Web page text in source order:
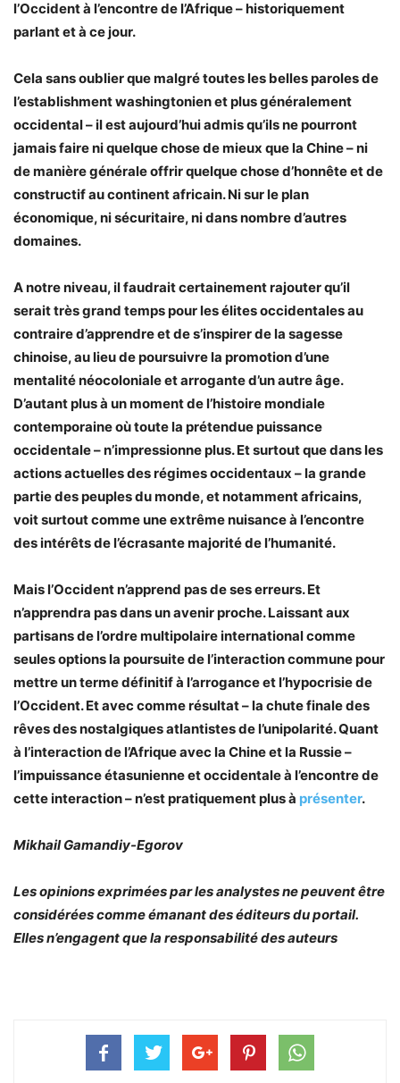
l’Occident à l’encontre de l’Afrique – historiquement
parlant et à ce jour.
Cela sans oublier que malgré toutes les belles paroles de
l’establishment washingtonien et plus généralement
occidental – il est aujourd’hui admis qu’ils ne pourront
jamais faire ni quelque chose de mieux que la Chine – ni
de manière générale offrir quelque chose d’honnête et de
constructif au continent africain. Ni sur le plan
économique, ni sécuritaire, ni dans nombre d’autres
domaines.
A notre niveau, il faudrait certainement rajouter qu’il
serait très grand temps pour les élites occidentales au
contraire d’apprendre et de s’inspirer de la sagesse
chinoise, au lieu de poursuivre la promotion d’une
mentalité néocoloniale et arrogante d’un autre âge.
D’autant plus à un moment de l’histoire mondiale
contemporaine où toute la prétendue puissance
occidentale – n’impressionne plus. Et surtout que dans les
actions actuelles des régimes occidentaux – la grande
partie des peuples du monde, et notamment africains,
voit surtout comme une extrême nuisance à l’encontre
des intérêts de l’écrasante majorité de l’humanité.
Mais l’Occident n’apprend pas de ses erreurs. Et
n’apprendra pas dans un avenir proche. Laissant aux
partisans de l’ordre multipolaire international comme
seules options la poursuite de l’interaction commune pour
mettre un terme définitif à l’arrogance et l’hypocrisie de
l’Occident. Et avec comme résultat – la chute finale des
rêves des nostalgiques atlantistes de l’unipolarité. Quant
à l’interaction de l’Afrique avec la Chine et la Russie –
l’impuissance étasunienne et occidentale à l’encontre de
cette interaction – n’est pratiquement plus à présenter.
Mikhail Gamandiy-Egorov
Les opinions exprimées par les analystes ne peuvent être
considérées comme émanant des éditeurs du portail.
Elles n’engagent que la responsabilité des auteurs